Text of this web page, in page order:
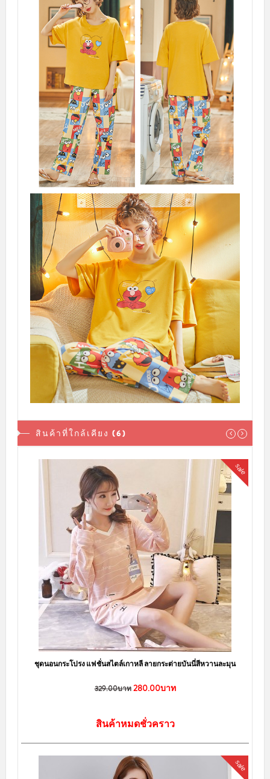
สินค้าที่ใกล้เคียง (6)
sale
ชุดนอนกระโปรง แฟชั่นสไตล์เกาหลี ลายกระต่ายบันนี่สีหวานละมุน
329.00บาท 280.00บาท
สินค้าหมดชั่วคราว
sale